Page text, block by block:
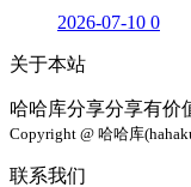
2026-07-10 0
关于本站
哈哈库分享分享有价
Copyright @ 哈哈库
联系我们